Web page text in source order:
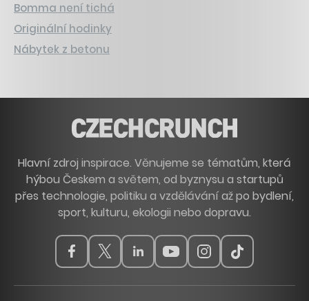
Bomma není tichá
Originální hodinky
Nábytek z betonu
Hlavní zdroj inspirace. Věnujeme se tématům, která
hýbou Českem a světem, od byznysu a startupů
přes technologie, politiku a vzdělávání až po bydlení,
sport, kulturu, ekologii nebo dopravu.